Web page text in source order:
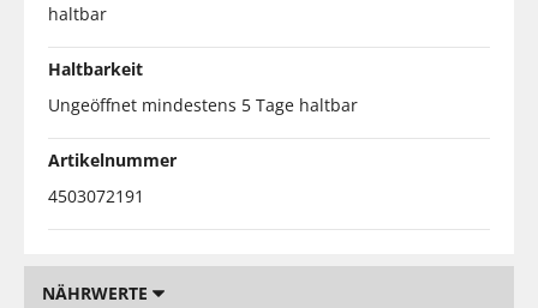
haltbar
Haltbarkeit
Ungeöffnet mindestens 5 Tage haltbar
Artikelnummer
4503072191
NÄHRWERTE